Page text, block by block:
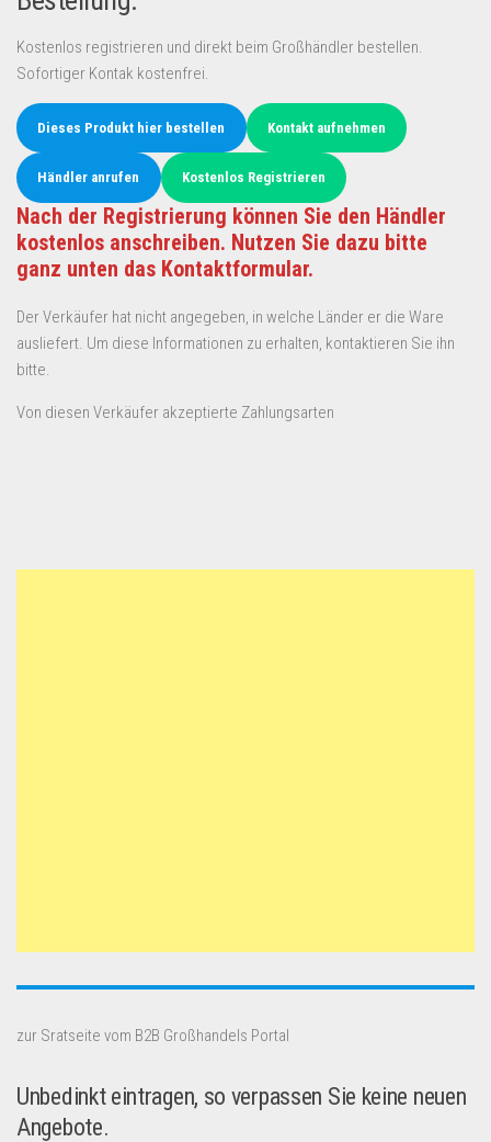
Kostenlos registrieren und direkt beim Großhändler bestellen.
Sofortiger Kontak kostenfrei.
Dieses Produkt hier bestellen Kontakt aufnehmen
Händler anrufen Kostenlos Registrieren
Nach der Registrierung können Sie den Händler
kostenlos anschreiben. Nutzen Sie dazu bitte
ganz unten das Kontaktformular.
Der Verkäufer hat nicht angegeben, in welche Länder er die Ware
ausliefert. Um diese Informationen zu erhalten, kontaktieren Sie ihn
bitte.
Von diesen Verkäufer akzeptierte Zahlungsarten
zur Sratseite vom B2B Großhandels Portal
Unbedinkt eintragen, so verpassen Sie keine neuen
Angebote.